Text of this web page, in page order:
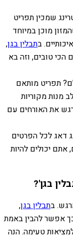
שמכין תפריט
מוכן במיוחד
בתבלין בגן,
הכי טובים, וזה בא
תפריט מותאם
מנות מקוריות
את האורחים עם
דאג לכל הפרטים
יכולים להיות
בגן'?
בתבלין בגן,
אפשר להבין באמת
טעימה. הנה